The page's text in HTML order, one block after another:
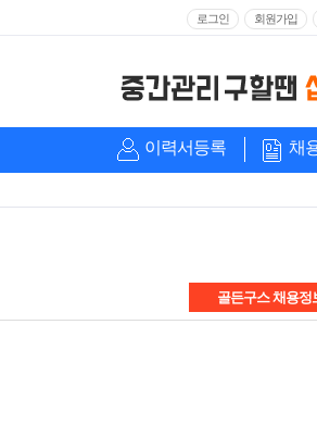
로그인 회원가입
이력서등록 채
골든구스 채용정